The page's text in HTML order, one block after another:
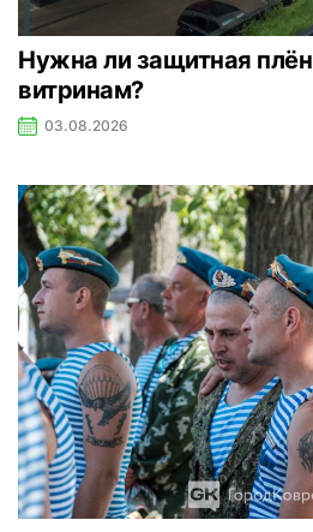
Нужна ли защитная
витринам?
03.08.2026